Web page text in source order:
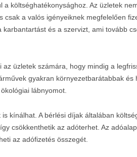
költséghatékonysághoz. Az üzletek
csak a valós igényeiknek megfelelően
és a szervizt, ami tovább
üzletek számára, hogy mindig a
gyakran környezetbarátabbak és
lábnyomot.
kínálhat. A bérlési díjak általában
csökkenthetik az adóterhet. Az
az adófizetés összegét.